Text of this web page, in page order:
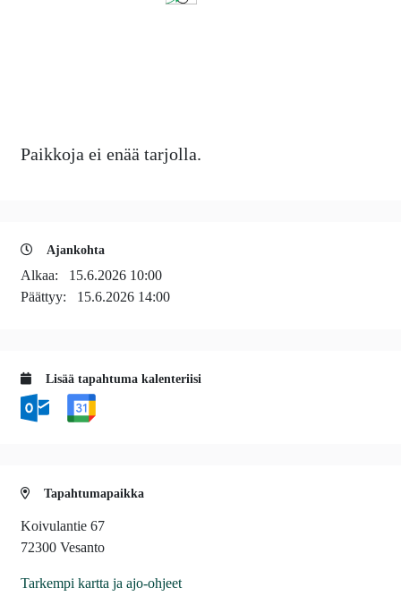
Paikkoja ei enää tarjolla.
Ajankohta
Alkaa: 15.6.2026 10:00
Päättyy: 15.6.2026 14:00
Lisää tapahtuma kalenteriisi
Tapahtumapaikka
Koivulantie 67
72300 Vesanto
Tarkempi kartta ja ajo-ohjeet